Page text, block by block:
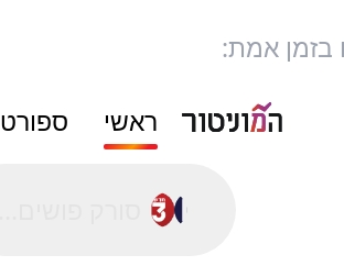
בזמן אמת:
ראשי ספורט